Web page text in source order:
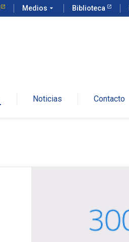
Medios arrow_drop_down Biblioteca
Noticias Contacto